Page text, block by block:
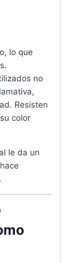
lo que
no
Resisten
color
le da un